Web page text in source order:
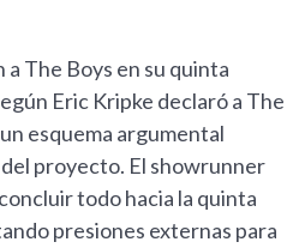
The Boys en su quinta
Eric Kripke declaró a The
esquema argumental
proyecto. El showrunner
todo hacia la quinta
presiones externas para